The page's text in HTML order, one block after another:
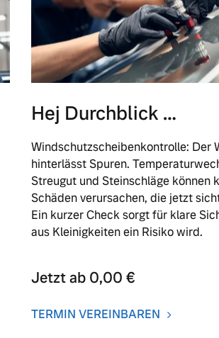
Hej Durchblick …
Windschutzscheibenkontrolle: Der
hinterlässt Spuren.
Streugut und Steinschläge können
Schäden verursachen, die jetzt
Ein kurzer Check sorgt für klare
aus Kleinigkeiten ein Risiko wird.
Jetzt ab 0,00 €
TERMIN VEREINBAREN